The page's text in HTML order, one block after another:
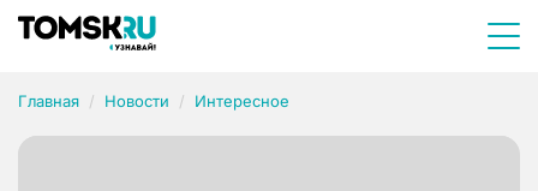
Главная Новости Интересное